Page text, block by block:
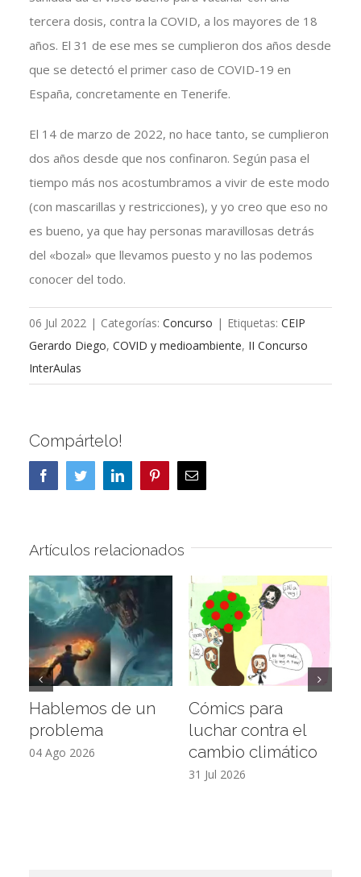
tercera dosis, contra la COVID, a los mayores de 18
años. El 31 de ese mes se cumplieron dos años desde
que se detectó el primer caso de COVID-19 en
España, concretamente en Tenerife.
El 14 de marzo de 2022, no hace tanto, se cumplieron
dos años desde que nos confinaron. Según pasa el
tiempo más nos acostumbramos a vivir de este modo
(con mascarillas y restricciones), y yo creo que eso no
es bueno, ya que hay personas maravillosas detrás
del «bozal» que llevamos puesto y no las podemos
conocer del todo.
06 Jul 2022 | Categorías: Concurso | Etiquetas: CEIP
Gerardo Diego, COVID y medioambiente, II Concurso
InterAulas
Compártelo!
FacebookTwitterLinkedInPinterestCorreo
electrónico
Artículos relacionados
Hablemos de un
problema
04 Ago 2026
Cómics para
luchar contra el
cambio climático
31 Jul 2026